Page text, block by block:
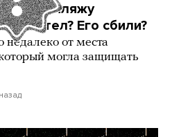
по пляжу
летел? Его сбили?
недалеко от места
могла защищать